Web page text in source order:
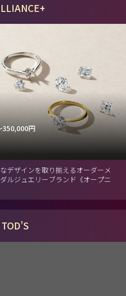
350,000円
デザインを取り揃えるオーダーメ
ルジュエリーブランド《オープニ
TOD’S